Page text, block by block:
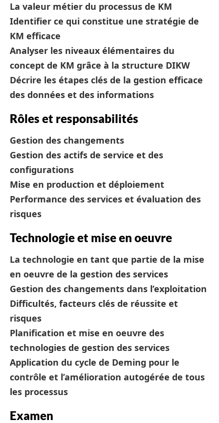
La valeur métier du processus de KM
Identifier ce qui constitue une stratégie de
KM efficace
Analyser les niveaux élémentaires du
concept de KM grâce à la structure DIKW
Décrire les étapes clés de la gestion efficace
des données et des informations
Rôles et responsabilités
Gestion des changements
Gestion des actifs de service et des
configurations
Mise en production et déploiement
Performance des services et évaluation des
risques
Technologie et mise en oeuvre
La technologie en tant que partie de la mise
en oeuvre de la gestion des services
Gestion des changements dans l’exploitation
Difficultés, facteurs clés de réussite et
risques
Planification et mise en oeuvre des
technologies de gestion des services
Application du cycle de Deming pour le
contrôle et l’amélioration autogérée de tous
les processus
Examen